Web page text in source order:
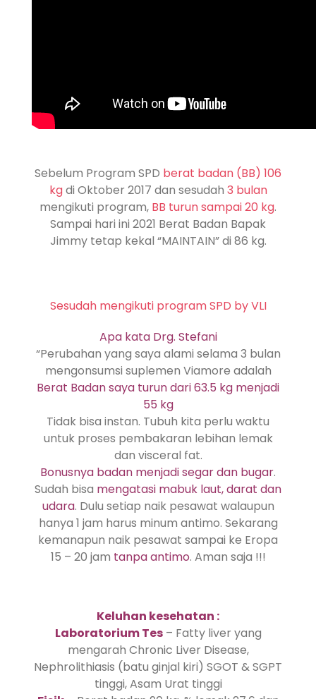
Sebelum Program SPD berat badan (BB) 106
kgdi Oktober 2017 dan sesudah 3 bulan
mengikuti program, BB turun sampai 20 kg.
Sampai hari ini 2021 Berat Badan Bapak
Jimmy tetap kekal “MAINTAIN” di 86 kg.
Sesudah mengikuti program SPD by VLI
Apa kata Drg. Stefani
“Perubahan yang saya alami selama 3 bulan
mengonsumsi suplemen Viamore adalah
Berat Badan saya turun dari 63.5 kg menjadi
55 kg
Tidak bisa instan. Tubuh kita perlu waktu
untuk proses pembakaran lebihan lemak
dan visceral fat.
Bonusnya badan menjadi segar dan bugar.
Sudah bisa mengatasi mabuk laut, darat dan
udara. Dulu setiap naik pesawat walaupun
hanya 1 jam harus minum antimo. Sekarang
kemanapun naik pesawat sampai ke Eropa
15 – 20 jam tanpa antimo. Aman saja !!!
Keluhan kesehatan :
Laboratorium Tes – Fatty liver yang
mengarah Chronic Liver Disease,
Nephrolithiasis (batu ginjal kiri) SGOT & SGPT
tinggi, Asam Urat tinggi